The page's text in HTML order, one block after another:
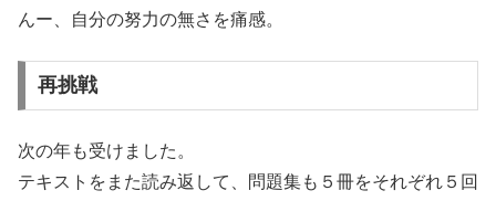
んー、自分の努力の無さを痛感。
再挑戦
次の年も受けました。
テキストをまた読み返して、問題集も５冊をそれぞれ５回